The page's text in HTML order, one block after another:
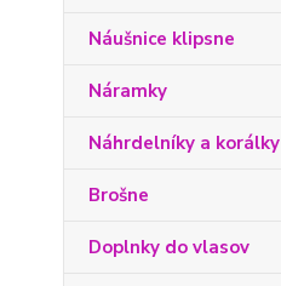
Náušnice klipsne
Náramky
Náhrdelníky a korálky
Brošne
Doplnky do vlasov